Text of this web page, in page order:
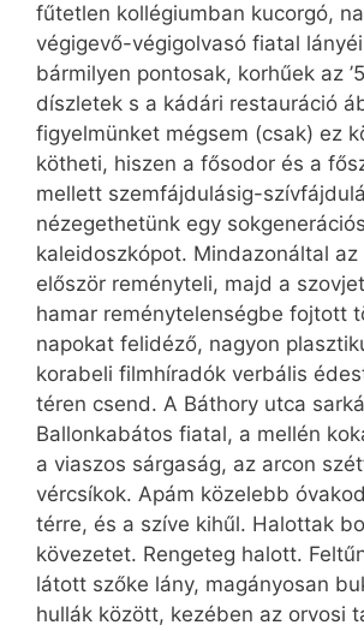
fűtetlen kollégiumban kucorgó,
végigevő-végigolvasó fiatal
bármilyen pontosak, korhűek az
díszletek s a kádári restauráció
figyelmünket mégsem (csak) ez
kötheti, hiszen a fősodor és a
mellett szemfájdulásig-
nézegethetünk egy
kaleidoszkópot. Mindazonáltal
először reményteli, majd a
hamar reménytelenségbe fojtott
napokat felidéző, nagyon
korabeli filmhíradók verbális
téren csend. A Báthory utca
Ballonkabátos fiatal, a mellén
a viaszos sárgaság, az arcon
vércsíkok. Apám közelebb
térre, és a szíve kihűl. Halottak
kövezetet. Rengeteg halott.
látott szőke lány, magányosan
hullák között, kezében az orvosi